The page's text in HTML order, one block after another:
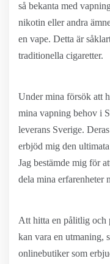
så bekanta med
nikotin eller andra
en vape. Detta är
traditionella cigaretter.
Under mina försök att
mina vapning behov i
leverans Sverige.
erbjöd mig den
Jag bestämde mig för
dela mina erfarenheter
Att hitta en pålitlig och
kan vara en utmaning,
onlinebutiker som